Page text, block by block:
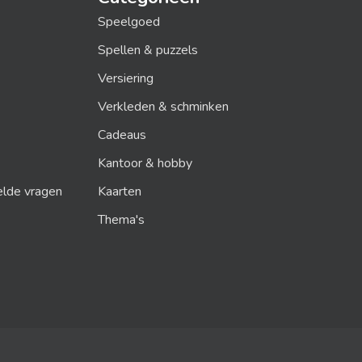
vragen
Speelgoed
Spellen & puzzels
Versiering
Verkleden & schminken
Cadeaus
Kantoor & hobby
Kaarten
Thema's